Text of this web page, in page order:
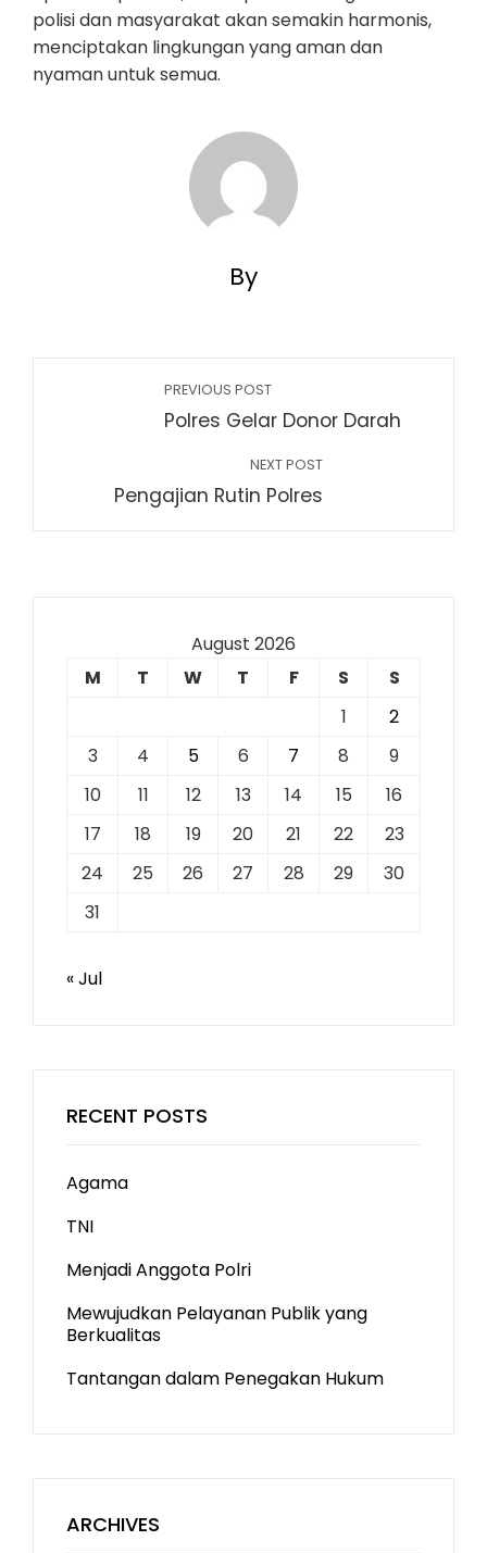
polisi dan masyarakat akan semakin harmonis,
menciptakan lingkungan yang aman dan
nyaman untuk semua.
By
PREVIOUS POST
Polres Gelar Donor Darah
NEXT POST
Pengajian Rutin Polres
August 2026
M
T W T F S
S
1
2
3
4 5 6 7 8
9
10
11 12 13 14 15
16
17
18 19 20 21 22
23
24
25 26 27 28 29
30
31
« Jul
RECENT POSTS
Agama
TNI
Menjadi Anggota Polri
Mewujudkan Pelayanan Publik yang
Berkualitas
Tantangan dalam Penegakan Hukum
ARCHIVES